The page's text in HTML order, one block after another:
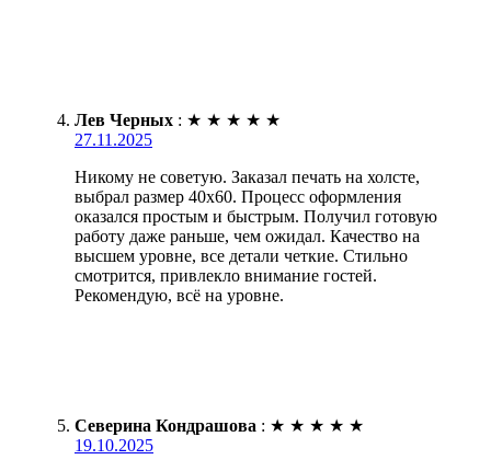
Лев Черных : ★ ★ ★ ★ ★
27.11.2025
Никому не советую. Заказал печать на холсте,
выбрал размер 40х60. Процесс оформления
оказался простым и быстрым. Получил готовую
работу даже раньше, чем ожидал. Качество на
высшем уровне, все детали четкие. Стильно
смотрится, привлекло внимание гостей.
Рекомендую, всё на уровне.
Северина Кондрашова : ★ ★ ★ ★ ★
19.10.2025